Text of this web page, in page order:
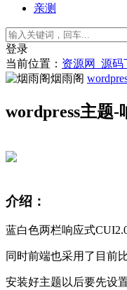
亲测
登录
当前位置： 资源网_源码
烟雨阁
wordpress主题-
介绍：
蓝白色两栏响应式
同时前端也采用了目前
安装好主题以后要先设